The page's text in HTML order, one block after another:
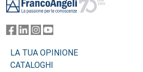
LA TUA OPINIONE
CATALOGHI